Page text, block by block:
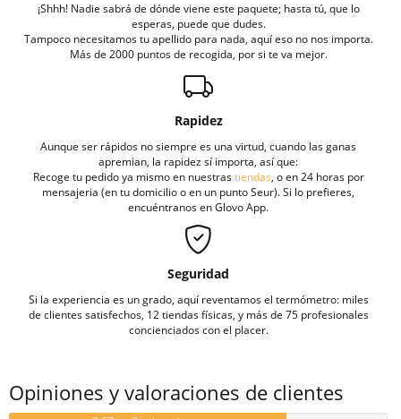
¡Shhh! Nadie sabrá de dónde viene este paquete; hasta tú, que lo
esperas, puede que dudes.
Tampoco necesitamos tu apellido para nada, aquí eso no nos importa.
Más de 2000 puntos de recogida, por si te va mejor.
Rapidez
Aunque ser rápidos no siempre es una virtud, cuando las ganas
apremian, la rapidez sí importa, así que:
Recoge tu pedido ya mismo en nuestrastiendas, o en 24 horas por
mensajeria (en tu domicilio o en un punto Seur). Si lo prefieres,
encuéntranos en Glovo App.
Seguridad
Si la experiencia es un grado, aquí reventamos el termómetro: miles
de clientes satisfechos, 12 tiendas físicas, y más de 75 profesionales
concienciados con el placer.
Opiniones y valoraciones de clientes